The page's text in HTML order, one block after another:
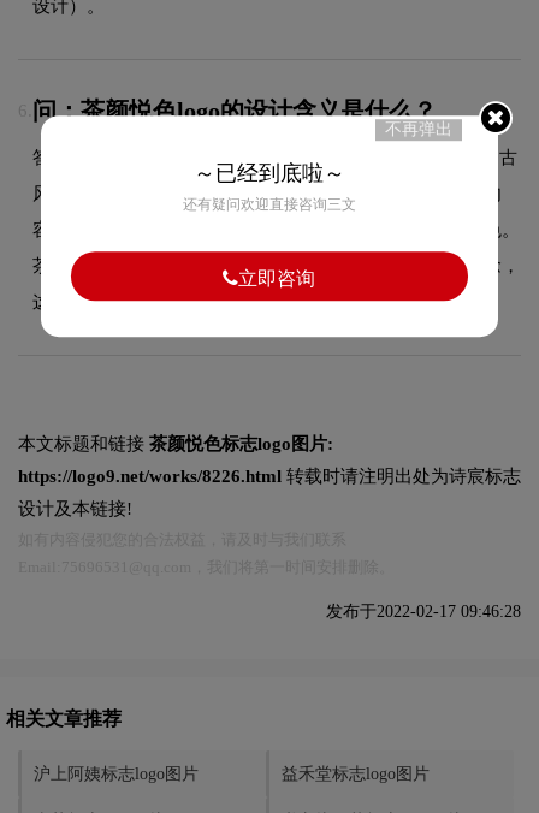
设计）。
6. 问：茶颜悦色logo的设计含义是什么？
答：茶饮品牌中极具中国风特色的品牌，从logo设计开始，古
风女子拿着折扇的形象远在街头就可以看到。产品设计从内
容、名字到包装宣传，无一不在释放着传统文化的魅力特色。
茶饮本身就是中国文化里的一个分支，用国风诠释茶饮理念，
这也是最为融合与极具意境的搭配。
本文标题和链接 茶颜悦色标志logo图片:
https://logo9.net/works/8226.html 转载时请注明出处为诗宸标志
设计及本链接!
发布于2022-02-17 09:46:28
相关文章推荐
沪上阿姨标志logo图片 益禾堂标志logo图片
不再弹出
～已经到底啦～
还有疑问欢迎直接咨询三文
立即咨询